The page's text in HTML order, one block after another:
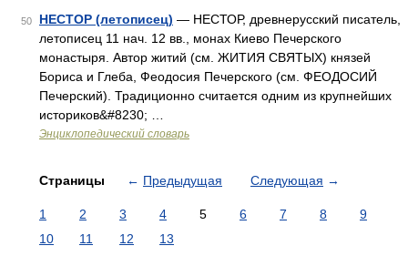
50 НЕСТОР (летописец) — НЕСТОР, древнерусский писатель,
летописец 11 нач. 12 вв., монах Киево Печерского
монастыря. Автор житий (см. ЖИТИЯ СВЯТЫХ) князей
Бориса и Глеба, Феодосия Печерского (см. ФЕОДОСИЙ
Печерский). Традиционно считается одним из крупнейших
историков&#8230; …
Энциклопедический словарь
Страницы ← Предыдущая Следующая →
1 2 3 4 5 6 7 8
9
10
11 12 13